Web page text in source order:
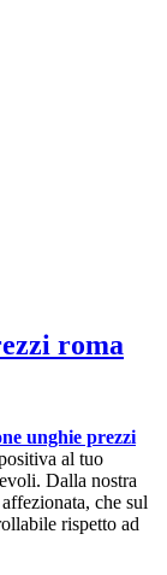
roma
unghie prezzi
al tuo
Dalla nostra
che sul
rispetto ad